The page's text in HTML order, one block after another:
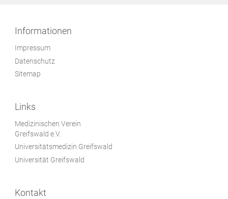
Informationen
Impressum
Datenschutz
Sitemap
Links
Medizinischen Verein
Greifswald e.V.
Universitätsmedizin Greifswald
Universität Greifswald
Kontakt